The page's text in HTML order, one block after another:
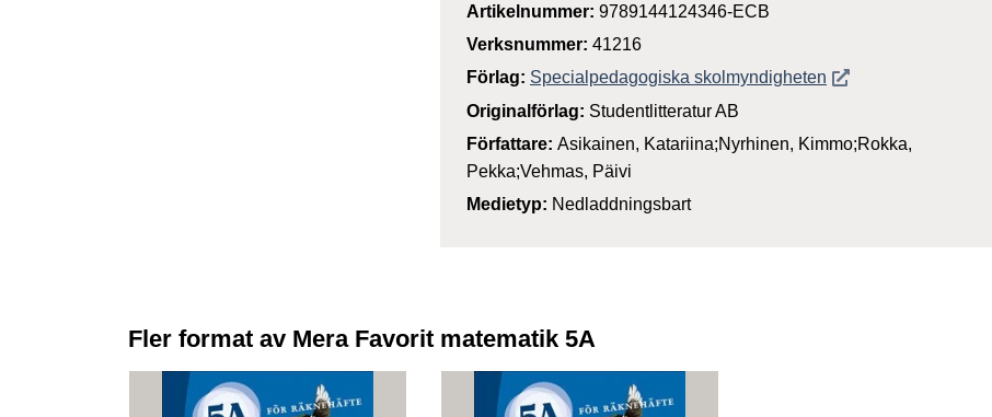
Artikelnummer: 9789144124346-ECB
Verksnummer: 41216
Förlag: Specialpedagogiska skolmyndighetenÖppnas i nytt fönster
Originalförlag: Studentlitteratur AB
Författare: Asikainen, Katariina;Nyrhinen, Kimmo;Rokka,
Pekka;Vehmas, Päivi
Medietyp: Nedladdningsbart
Fler format av Mera Favorit matematik 5A